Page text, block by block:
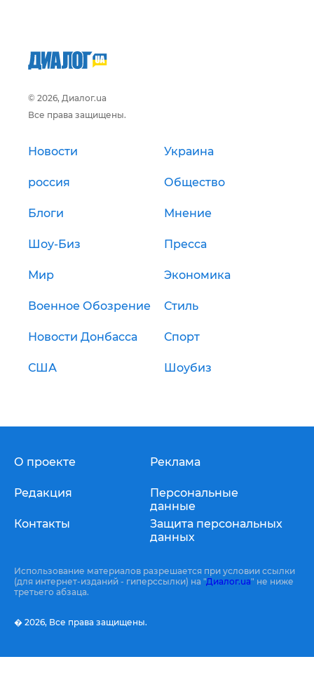
© 2026, Диалог.ua
Все права защищены.
Новости Украина
россия Общество
Блоги Мнение
Шоу-Биз Пресса
Мир Экономика
Военное Обозрение Стиль
Новости Донбасса Спорт
США Шоубиз
О проекте
Редакция
Контакты
Реклама
Персональные
данные
Защита персональных
данных
Использование материалов разрешается при условии ссылки
(для интернет-изданий - гиперссылки) на "Диалог.ua" не ниже
третьего абзаца.
� 2026, Все права защищены.